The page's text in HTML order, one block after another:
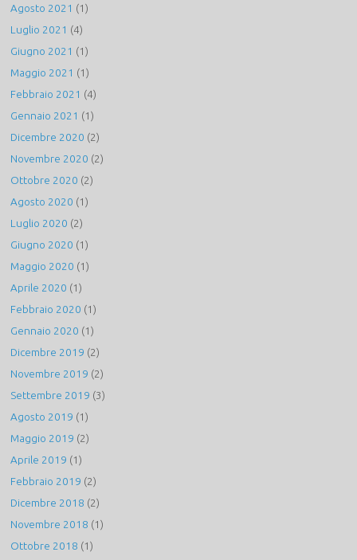
Agosto 2021 (1)
Luglio 2021 (4)
Giugno 2021 (1)
Maggio 2021 (1)
Febbraio 2021 (4)
Gennaio 2021 (1)
Dicembre 2020 (2)
Novembre 2020 (2)
Ottobre 2020 (2)
Agosto 2020 (1)
Luglio 2020 (2)
Giugno 2020 (1)
Maggio 2020 (1)
Aprile 2020 (1)
Febbraio 2020 (1)
Gennaio 2020 (1)
Dicembre 2019 (2)
Novembre 2019 (2)
Settembre 2019 (3)
Agosto 2019 (1)
Maggio 2019 (2)
Aprile 2019 (1)
Febbraio 2019 (2)
Dicembre 2018 (2)
Novembre 2018 (1)
Ottobre 2018 (1)